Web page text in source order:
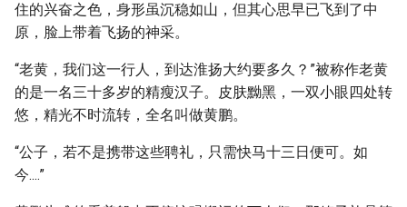
住的兴奋之色，身形虽沉稳如山，但其心思早已飞到了中
原，脸上带着飞扬的神采。
“老黄，我们这一行人，到达淮扬大约要多久？”被称作老黄
的是一名三十多岁的精瘦汉子。皮肤黝黑，一双小眼四处转
悠，精光不时流转，全名叫做黄鹏。
“公子，若不是携带这些聘礼，只需快马十三日便可。如
今....”